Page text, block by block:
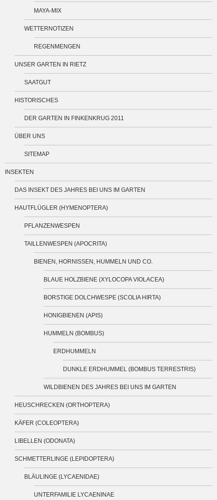
MAYA-MIX
WETTERNOTIZEN
REGENMENGEN
UNSER GARTEN IN RIETZ
SAATGUT
HISTORISCHES
DER GARTEN IN FINKENKRUG 2011
ÜBER UNS
SITEMAP
INSEKTEN
DAS INSEKT DES JAHRES BEI UNS IM GARTEN
HAUTFLÜGLER (HYMENOPTERA)
PFLANZENWESPEN
TAILLENWESPEN (APOCRITA)
BIENEN, HORNISSEN, HUMMELN UND CO.
BLAUE HOLZBIENE (XYLOCOPA VIOLACEA)
BORSTIGE DOLCHWESPE (SCOLIA HIRTA)
HONIGBIENEN (APIS)
HUMMELN (BOMBUS)
ERDHUMMELN
DUNKLE ERDHUMMEL (BOMBUS TERRESTRIS)
WILDBIENEN DES JAHRES BEI UNS IM GARTEN
HEUSCHRECKEN (ORTHOPTERA)
KÄFER (COLEOPTERA)
LIBELLEN (ODONATA)
SCHMETTERLINGE (LEPIDOPTERA)
BLÄULINGE (LYCAENIDAE)
UNTERFAMILIE LYCAENINAE